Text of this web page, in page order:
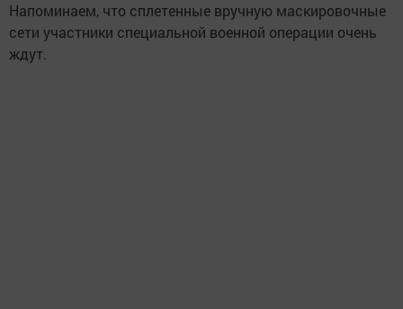
Напоминаем, что сплетенные вручную маскировочные
сети участники специальной военной операции очень
ждут.